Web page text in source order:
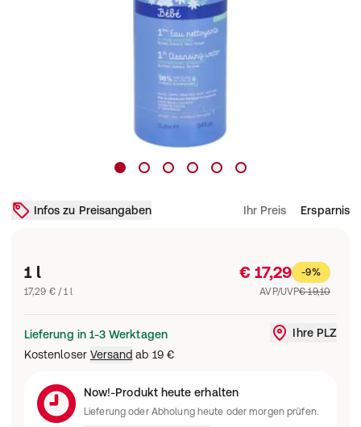
Infos zu Preisangaben Ihr Preis Ersparnis
1 l
17,29 € / 1 l
€ 17,29
-9%
AVP/UVP€ 19,10
Lieferung in 1-3 Werktagen
Kostenloser Versand ab 19 €
Ihre PLZ
Now!-Produkt heute erhalten
Lieferung oder Abholung heute oder morgen prüfen.